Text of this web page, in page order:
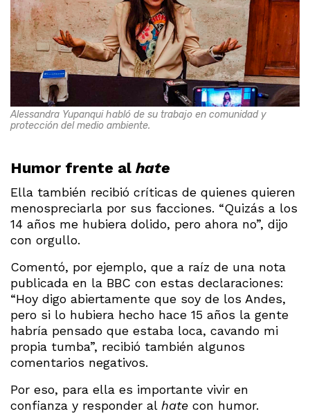
Alessandra Yupanqui habló de su trabajo en comunidad y
protección del medio ambiente.
Humor frente al hate
Ella también recibió críticas de quienes quieren
menospreciarla por sus facciones. “Quizás a los
14 años me hubiera dolido, pero ahora no”, dijo
con orgullo.
Comentó, por ejemplo, que a raíz de una nota
publicada en la BBC con estas declaraciones:
“Hoy digo abiertamente que soy de los Andes,
pero si lo hubiera hecho hace 15 años la gente
habría pensado que estaba loca, cavando mi
propia tumba”, recibió también algunos
comentarios negativos.
Por eso, para ella es importante vivir en
confianza y responder al hate con humor.